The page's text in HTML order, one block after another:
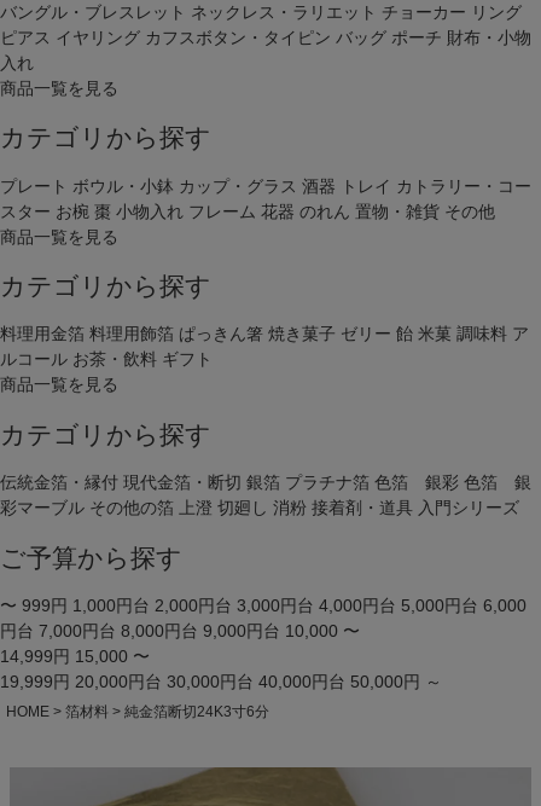
バングル・ブレスレット ネックレス・ラリエット チョーカー リング
ピアス イヤリング カフスボタン・タイピン バッグ ポーチ 財布・小物
入れ
商品一覧を見る
カテゴリから探す
プレート ボウル・小鉢 カップ・グラス 酒器 トレイ カトラリー・コー
スター お椀 棗 小物入れ フレーム 花器 のれん 置物・雑貨 その他
商品一覧を見る
カテゴリから探す
料理用金箔 料理用飾箔 ぱっきん箸 焼き菓子 ゼリー 飴 米菓 調味料 ア
ルコール お茶・飲料 ギフト
商品一覧を見る
カテゴリから探す
伝統金箔・縁付 現代金箔・断切 銀箔 プラチナ箔 色箔 銀彩 色箔 銀
彩マーブル その他の箔 上澄 切廻し 消粉 接着剤・道具 入門シリーズ
ご予算から探す
〜 999円 1,000円台 2,000円台 3,000円台 4,000円台 5,000円台 6,000
円台 7,000円台 8,000円台 9,000円台 10,000 〜
14,999円 15,000 〜
19,999円 20,000円台 30,000円台 40,000円台 50,000円 ～
HOME 箔材料 純金箔断切24K3寸6分